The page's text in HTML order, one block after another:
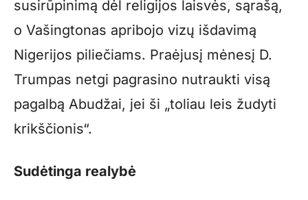
susirūpinimą dėl religijos laisvės, sąrašą,
o Vašingtonas apribojo vizų išdavimą
Nigerijos piliečiams. Praėjusį mėnesį D.
Trumpas netgi pagrasino nutraukti visą
pagalbą Abudžai, jei ši „toliau leis žudyti
krikščionis“.
Sudėtinga realybė